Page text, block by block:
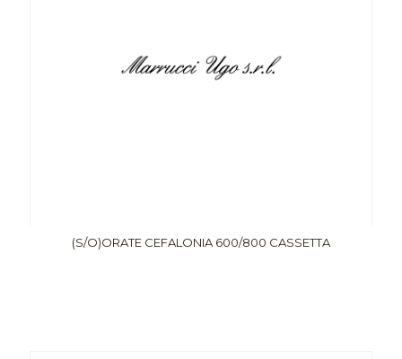
(S/O)ORATE CEFALONIA 600/800 CASSETTA